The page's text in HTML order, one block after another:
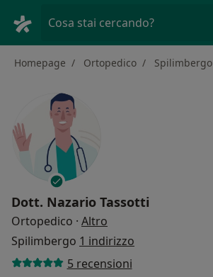
Cosa stai cercando?
Homepage Ortopedico Spilimbergo
Dott. Nazario Tassotti
Ortopedico · Altro
Spilimbergo 1 indirizzo
5 recensioni